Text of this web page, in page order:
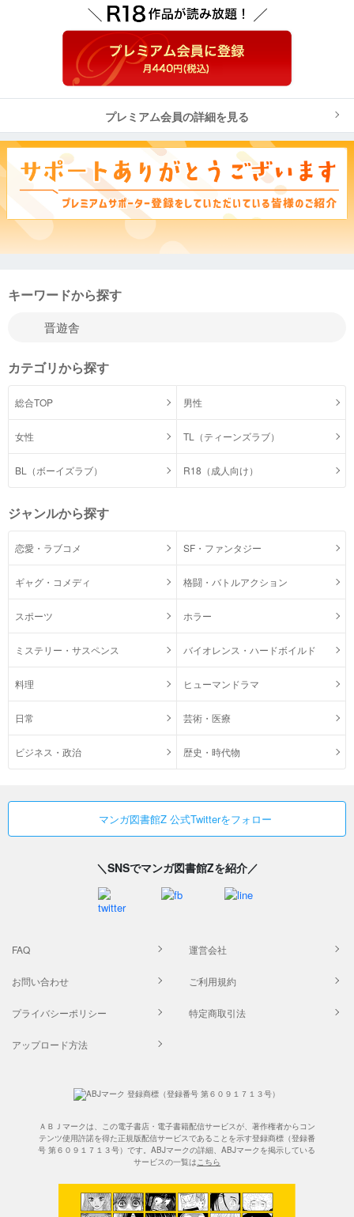
プレミアム会員の詳細を見る
キーワードから探す
カテゴリから探す
総合TOP 男性
女性 TL（ティーンズラブ）
BL（ボーイズラブ） R18（成人向け）
ジャンルから探す
恋愛・ラブコメ SF・ファンタジー
ギャグ・コメディ 格闘・バトルアクション
スポーツ ホラー
ミステリー・サスペンス バイオレンス・ハードボイルド
料理 ヒューマンドラマ
日常 芸術・医療
ビジネス・政治 歴史・時代物
マンガ図書館Z 公式Twitterをフォロー
＼SNSでマンガ図書館Zを紹介／
FAQ 運営会社
お問い合わせ ご利用規約
プライバシーポリシー 特定商取引法
アップロード方法
ＡＢＪマークは、この電子書店・電子書籍配信サービスが、著作権者からコン
テンツ使用許諾を得た正規版配信サービスであることを示す登録商標（登録番
号 第６０９１７１３号）です。ABJマークの詳細、ABJマークを掲示している
サービスの一覧はこちら